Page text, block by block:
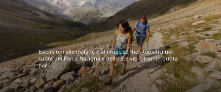
Escursioni alle malghe e ai rifugi, sentieri tematici nel
cuore del Parco Nazionale dello Stelvio e tour in quota
per i ...